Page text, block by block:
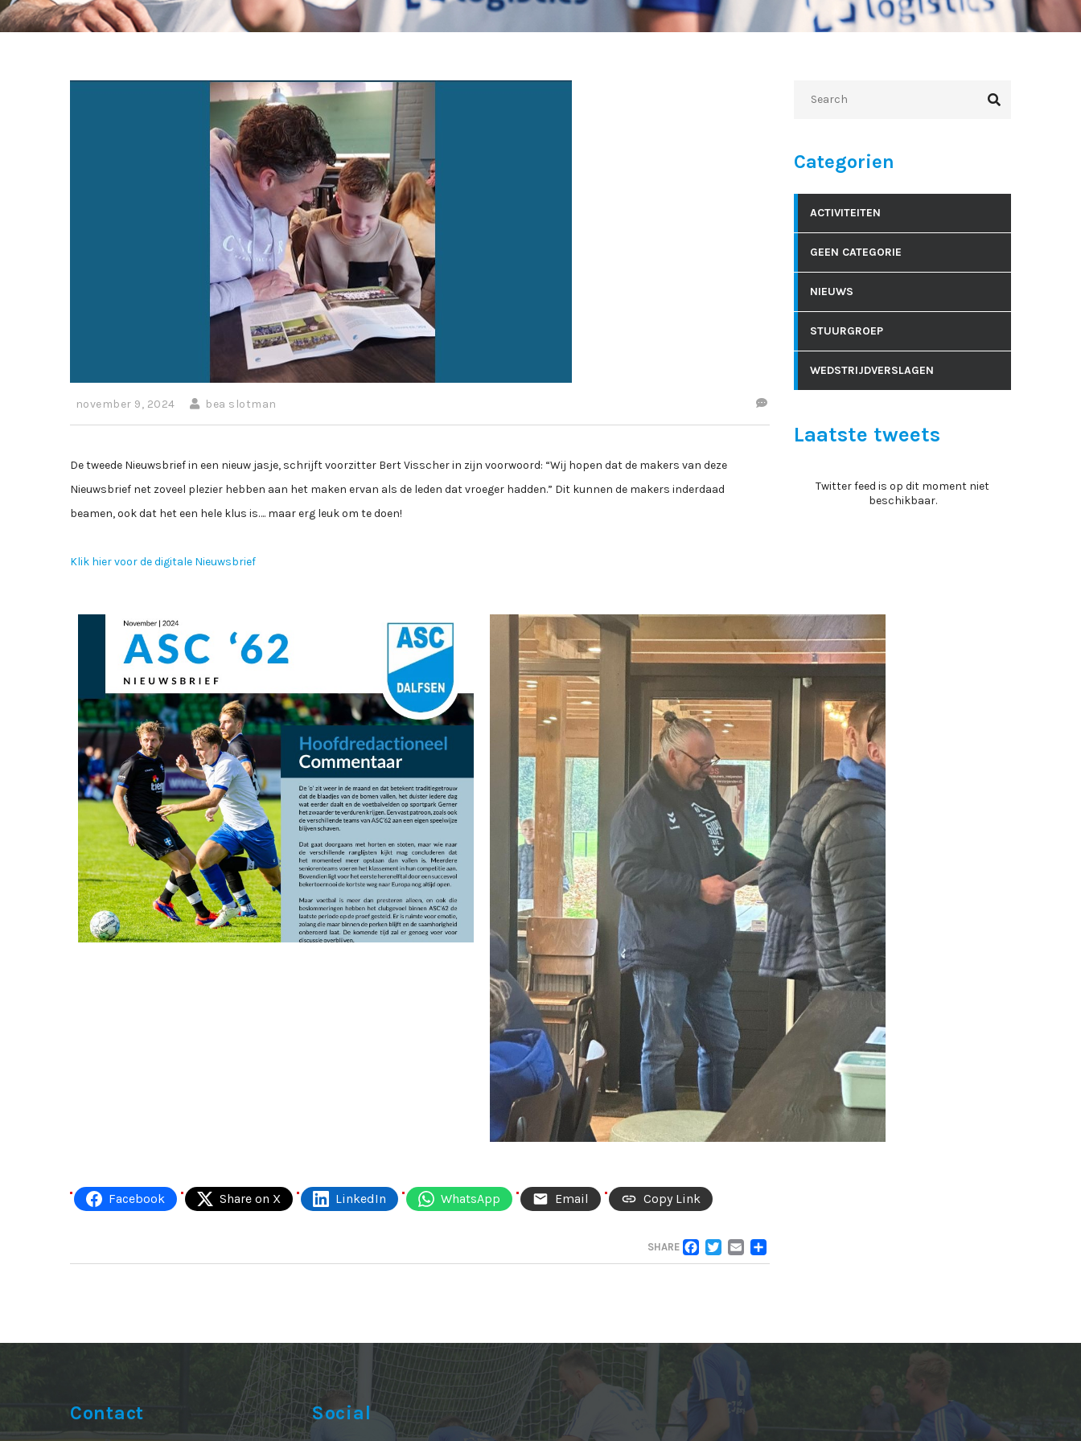
november 9, 2024 bea slotman
De tweede Nieuwsbrief in een nieuw jasje, schrijft voorzitter Bert Visscher in zijn voorwoord: “Wij hopen dat de makers van deze
Nieuwsbrief net zoveel plezier hebben aan het maken ervan als de leden dat vroeger hadden.” Dit kunnen de makers inderdaad
beamen, ook dat het een hele klus is…. maar erg leuk om te doen!
Klik hier voor de digitale Nieuwsbrief
Facebook Share on X LinkedIn WhatsApp Email Copy Link
SHARE FACEBOOK
TWITTER
EMAIL
Categorien
ACTIVITEITEN
GEEN CATEGORIE
NIEUWS
STUURGROEP
WEDSTRIJDVERSLAGEN
Laatste tweets
Twitter feed is op dit moment niet
beschikbaar.
Contact Social